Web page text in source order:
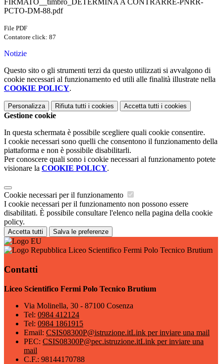
FIRMATO__timbro_DETERMINA A CONTRARRE-PNRR-
PCTO-DM-88.pdf
File PDF
Contatore click: 87
Notizie
Questo sito o gli strumenti terzi da questo utilizzati si avvalgono di
cookie necessari al funzionamento ed utili alle finalità illustrate nella
COOKIE POLICY.
Personalizza Rifiuta tutti i cookies Accetta tutti i cookies
Gestione cookie
In questa schermata è possibile scegliere quali cookie consentire.
I cookie necessari sono quelli che consentono il funzionamento della
piattaforma e non è possibile disabilitarli.
Per conoscere quali sono i cookie necessari al funzionamento potete
visionare la COOKIE POLICY.
Cookie necessari per il funzionamento
I cookie necessari per il funzionamento non possono essere
disabilitati. È possibile consultare l'elenco nella pagina della cookie
policy.
Accetta tutti Salva le preferenze
Liceo Scientifico Fermi Polo Tecnico Brutium
Contatti
Liceo Scientifico Fermi Polo Tecnico Brutium
Via Molinella, 30 - 87100 Cosenza
Tel: 0984 412124
Tel: 0984 1861915
Email: CSIS08300P@istruzione.itLink per inviare una mail
PEC: CSIS08300P@pec.istruzione.itLink per inviare una
mail
C.F.: 98144170788